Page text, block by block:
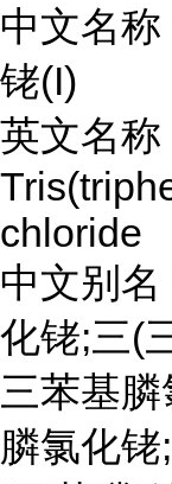
中文名
铑(I)
英文名称
chloride
中文别
化铑;三(
三苯基
膦氯化